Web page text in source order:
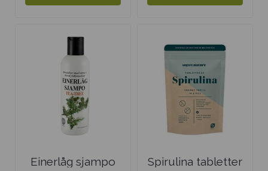
Einerlåg sjampo
Spirulina tabletter